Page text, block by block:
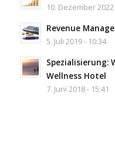
10. Dezember 2022
Revenue
5. Juli 2019 - 10:34
Spezialisierung:
Wellness Hotel
7. Juni 2018 - 15:41